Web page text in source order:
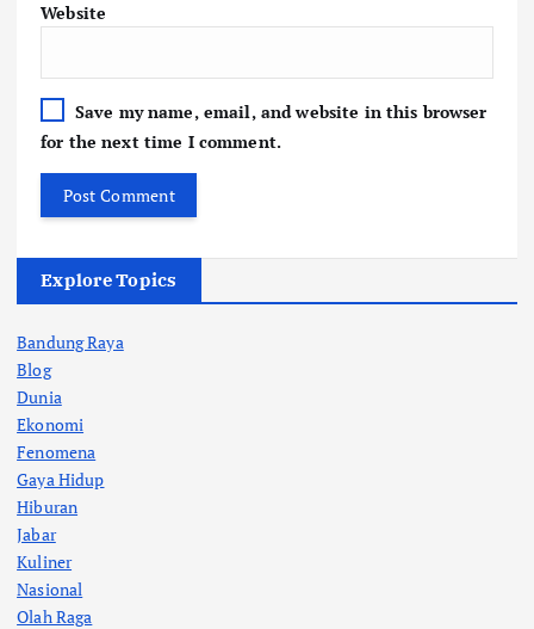
Website
Save my name, email, and website in this browser
for the next time I comment.
Explore Topics
Bandung Raya
Blog
Dunia
Ekonomi
Fenomena
Gaya Hidup
Hiburan
Jabar
Kuliner
Nasional
Olah Raga